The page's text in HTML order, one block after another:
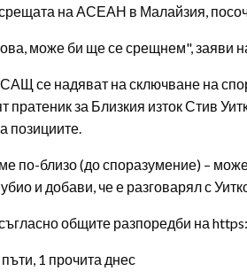
на АСЕАН в Малайзия,
може би ще се срещнем", заяви
се надяват на сключване на
пратеник за Близкия изток Стив
позициите.
по-близо (до споразумение) –
и добави, че е разговарял с
общите разпоредби на
1 прочита днес